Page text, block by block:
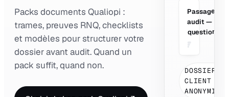
Packs documents Qualiopi :
trames, preuves RNQ, checklists
et modèles pour structurer votre
dossier avant audit. Quand un
pack suffit, quand non.
Passage
audit —
questions
DOSSIER
CLIENT
ANONYMISÉ